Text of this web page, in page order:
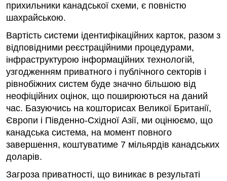
прихильники канадської схеми, є повністю
шахрайською.
Вартість системи ідентифікаційних карток, разом з
відповідними реєстраційними процедурами,
інфраструктурою інформаційних технологій,
узгодженням приватного і публічного секторів і
рівнобіжних систем буде значно більшою від
неофіційних оцінок, що поширюються на даний
час. Базуючись на кошторисах Великої Британії,
Європи і Південно-Східної Азії, ми оцінюємо, що
канадська система, на момент повного
завершення, коштуватиме 7 мільярдів канадських
доларів.
Загроза приватності, що виникає в результаті